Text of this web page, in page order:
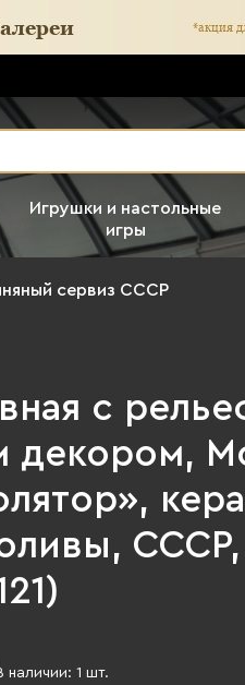
Игрушки и настольные
игры
сервиз СССР
с
декором,
СССР,
наличии: 1 шт.